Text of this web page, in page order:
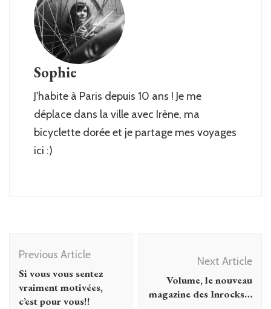
Sophie
J'habite à Paris depuis 10 ans ! Je me
déplace dans la ville avec Irène, ma
bicyclette dorée et je partage mes voyages
ici :)
Navigation
Previous Article
Si vous vous sentez
vraiment motivées,
c’est pour vous!!
Next Article
Volume, le nouveau
magazine des Inrocks…